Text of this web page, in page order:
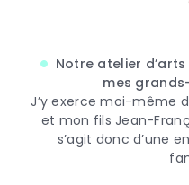
Notre atelier
mes
J’y exerce moi-même
et mon fils Jean-
s’agit donc d’une